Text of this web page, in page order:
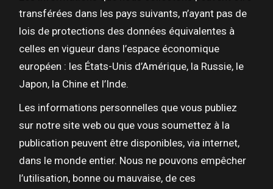
transférées dans les pays suivants, n’ayant pas de
lois de protections des données équivalentes à
celles en vigueur dans l’espace économique
européen : les États-Unis d’Amérique, la Russie, le
Japon, la Chine et l’Inde.
Les informations personnelles que vous publiez
sur notre site web ou que vous soumettez à la
publication peuvent être disponibles, via internet,
dans le monde entier. Nous ne pouvons empêcher
l’utilisation, bonne ou mauvaise, de ces